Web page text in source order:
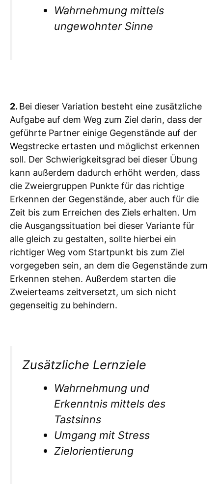
Wahrnehmung mittels
ungewohnter Sinne
2. Bei dieser Variation besteht eine zusätzliche
Aufgabe auf dem Weg zum Ziel darin, dass der
geführte Partner einige Gegenstände auf der
Wegstrecke ertasten und möglichst erkennen
soll. Der Schwierigkeitsgrad bei dieser Übung
kann außerdem dadurch erhöht werden, dass
die Zweiergruppen Punkte für das richtige
Erkennen der Gegenstände, aber auch für die
Zeit bis zum Erreichen des Ziels erhalten. Um
die Ausgangssituation bei dieser Variante für
alle gleich zu gestalten, sollte hierbei ein
richtiger Weg vom Startpunkt bis zum Ziel
vorgegeben sein, an dem die Gegenstände zum
Erkennen stehen. Außerdem starten die
Zweierteams zeitversetzt, um sich nicht
gegenseitig zu behindern.
Zusätzliche Lernziele
Wahrnehmung und
Erkenntnis mittels des
Tastsinns
Umgang mit Stress
Zielorientierung